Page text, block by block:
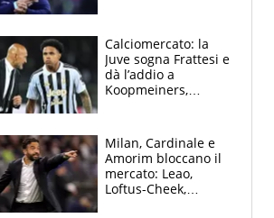
solo 1,4 milioni
all'anno
Calciomercato: la
Juve sogna Frattesi e
dà l’addio a
Koopmeiners,
scatenata
Milan, Cardinale e
Amorim bloccano il
mercato: Leao,
Loftus-Cheek,